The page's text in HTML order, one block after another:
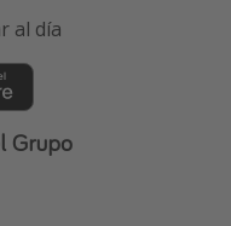
al día
Grupo